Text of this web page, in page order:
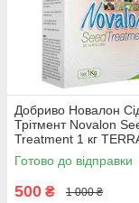
Добриво Новалон
Трітмент Novalon
Treatment 1 кг
Туреччина
Готово до відправки
500 ₴ 1 000 ₴